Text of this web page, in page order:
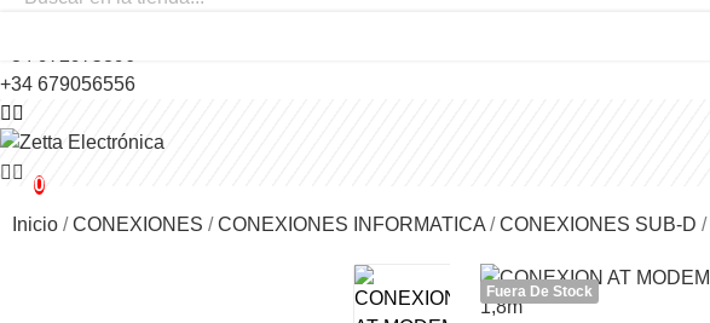
+34 679056556
0
Inicio
CONEXIONES CONEXIONES INFORMATICA CONEXIONES SUB-D
Fuera De Stock